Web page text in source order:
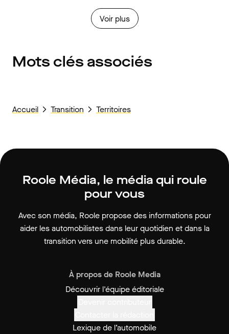
Voir plus
Mots clés associés
Accueil Transition Territoires
Roole Média, le média qui roule
pour vous
Avec son média, Roole propose des informations pour
aider les automobilistes dans leur quotidien et dans la
transition vers une mobilité plus durable.
À propos de Roole Media
Découvrir l'équipe éditoriale
Lexique de l’automobile